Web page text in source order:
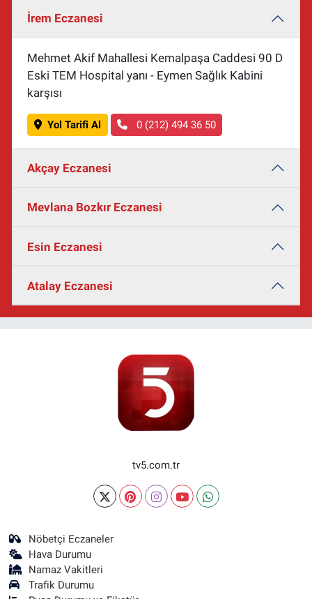
İrem Eczanesi
Mehmet Akif Mahallesi Kemalpaşa Caddesi 90 D
Eski TEM Hospital yanı - Eymen Sağlık Kabini
karşısı
Yol Tarifi Al 0 (212) 494 36 50
Akçay Eczanesi
Mevlana Bozkır Eczanesi
Esin Eczanesi
Atalay Eczanesi
tv5.com.tr
Nöbetçi Eczaneler
Hava Durumu
Namaz Vakitleri
Trafik Durumu